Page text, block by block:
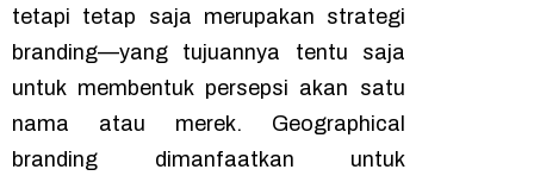
tetapi tetap saja merupakan strategi
branding—yang tujuannya tentu saja
untuk membentuk persepsi akan satu
nama atau merek. Geographical
branding dimanfaatkan untuk